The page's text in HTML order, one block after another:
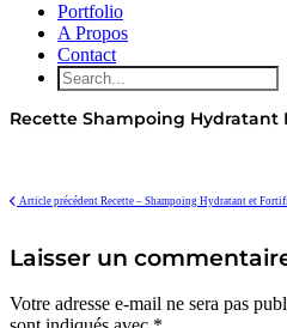
Portfolio
A Propos
Contact
Recette Shampoing Hydratant
Article précédent Recette – Shampoing Hydratant et
Laisser un
Votre adresse e-mail ne sera pas